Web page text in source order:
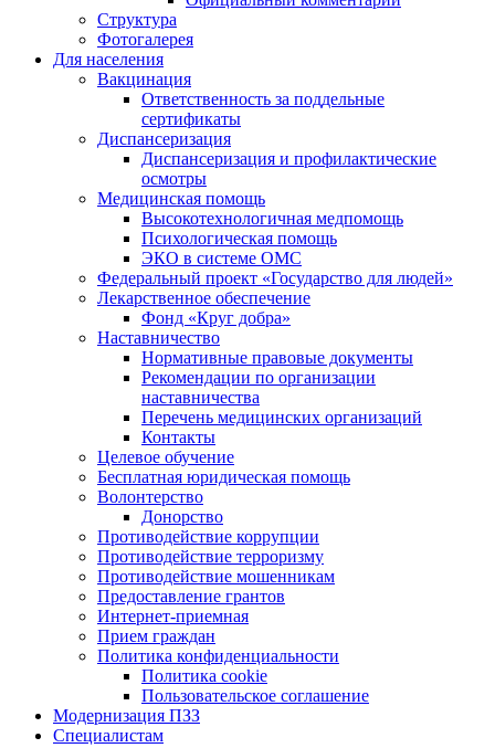
Структура
Фотогалерея
Для населения
Вакцинация
Ответственность за поддельные
сертификаты
Диспансеризация
Диспансеризация и профилактические
осмотры
Медицинская помощь
Высокотехнологичная медпомощь
Психологическая помощь
ЭКО в системе ОМС
Федеральный проект «Государство для людей»
Лекарственное обеспечение
Фонд «Круг добра»
Наставничество
Нормативные правовые документы
Рекомендации по организации
наставничества
Перечень медицинских организаций
Контакты
Целевое обучение
Бесплатная юридическая помощь
Волонтерство
Донорство
Противодействие коррупции
Противодействие терроризму
Противодействие мошенникам
Предоставление грантов
Интернет-приемная
Прием граждан
Политика конфиденциальности
Политика cookie
Пользовательское соглашение
Модернизация ПЗЗ
Специалистам